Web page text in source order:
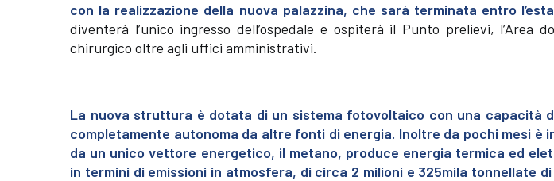
con la realizzazione della nuova palazzina, che sarà terminata entro
diventerà l’unico ingresso dell’ospedale e ospiterà il Punto prelievi, l’Area
chirurgico oltre agli uffici amministrativi.
La nuova struttura è dotata di un sistema fotovoltaico con una capacità
completamente autonoma da altre fonti di energia. Inoltre da pochi mesi è
da un unico vettore energetico, il metano, produce energia termica ed
in termini di emissioni in atmosfera, di circa 2 milioni e 325mila tonnellate